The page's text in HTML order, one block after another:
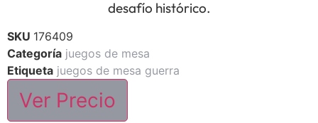
desafío histórico.
SKU 176409
Categoría juegos de mesa
Etiqueta juegos de mesa guerra
Ver Precio